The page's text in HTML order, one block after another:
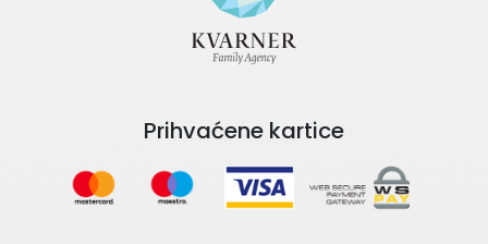
Prihvaćene kartice